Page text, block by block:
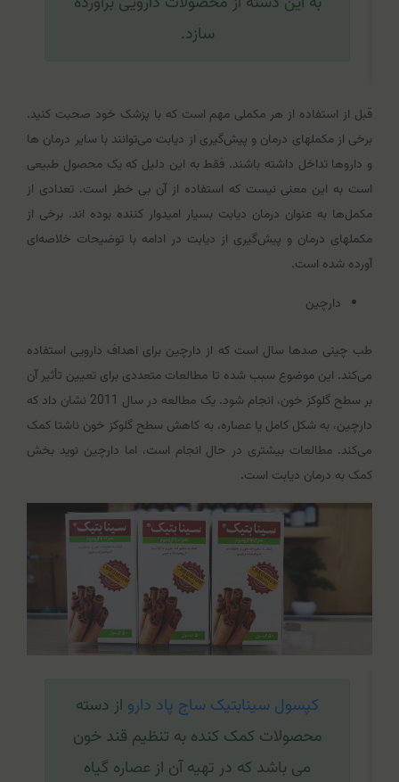
سازد.
قبل از استفاده از هر مکملی مهم است که با پزشک خود صحبت کنید.
برخی از مکمل‎های درمان و پیش‌گیری از دیابت می‌توانند با سایر درمان ها
و داروها تداخل داشته باشند. فقط به این دلیل که یک محصول طبیعی
است به این معنی نیست که استفاده از آن بی خطر است. تعدادی از
مکمل‌ها به عنوان درمان دیابت بسیار امیدوار کننده بوده اند. برخی از
مکمل‎های درمان و پیش‌گیری از دیابت در ادامه با توضیحات خلاصه‌ای
آورده شده است.
دارچین
طب چینی صدها سال است که از دارچین برای اهداف دارویی استفاده
می‌کند. این موضوع سبب شده تا مطالعات متعددی برای تعیین تأثیر آن
بر سطح گلوکز خون، انجام شود. یک مطالعه در سال 2011 نشان داد که
دارچین، به شکل کامل یا عصاره، به کاهش سطح گلوکز خون ناشتا کمک
می‌کند. مطالعات بیشتری در حال انجام است، اما دارچین نوید بخش
کمک به درمان دیابت است.
کپسول سینابتیک ساج پاد دارو از دسته
محصولات کمک کنده به تنظیم قند خون
می باشد که در تهیه آن از عصاره گیاه